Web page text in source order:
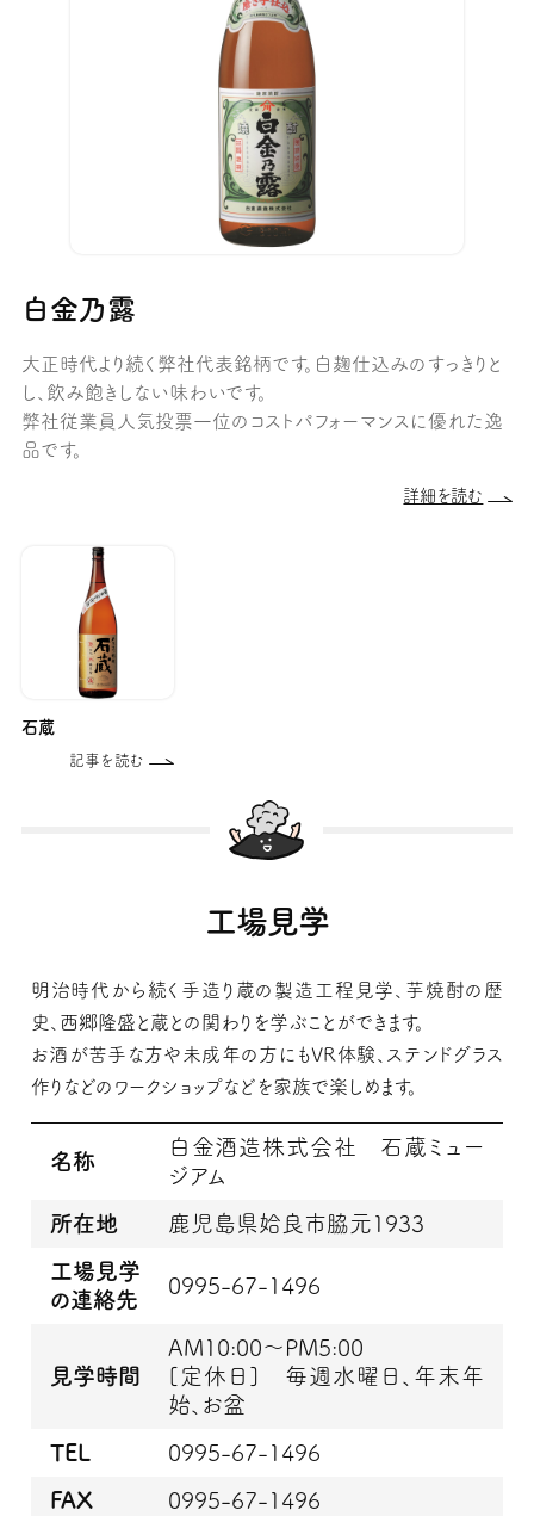
白金乃露
大正時代より続く弊社代表銘柄です。白麹仕込みのすっきりと
し、飲み飽きしない味わいです。
弊社従業員人気投票一位のコストパフォーマンスに優れた逸
品です。
詳細を読む
石蔵
記事を読む
工場見学
明治時代から続く手造り蔵の製造工程見学、芋焼酎の歴
史、西郷隆盛と蔵との関わりを学ぶことができます。
お酒が苦手な方や未成年の方にもVR体験、ステンドグラス
作りなどのワークショップなどを家族で楽しめます。
名称
白金酒造株式会社 石蔵ミュー
ジアム
所在地 鹿児島県姶良市脇元1933
工場見学
の連絡先
0995-67-1496
見学時間
AM10:00～PM5:00
[定休日] 毎週水曜日、年末年
始、お盆
TEL 0995-67-1496
FAX 0995-67-1496